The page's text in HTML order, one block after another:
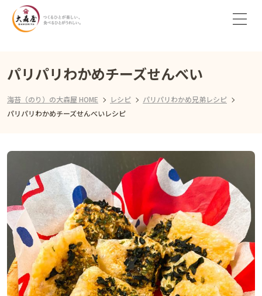
パリパリわかめチーズせんべい
海苔（のり）の大森屋 HOME レシピ
パリパリわかめ兄弟レシピ
パリパリわかめチーズせんべいレシピ